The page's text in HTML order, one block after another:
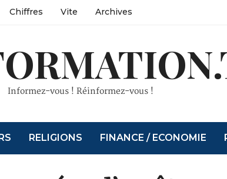
Chiffres Vite Archives
Informez-vous ! Réinformez-vous !
RELIGIONS FINANCE / ECONOMIE